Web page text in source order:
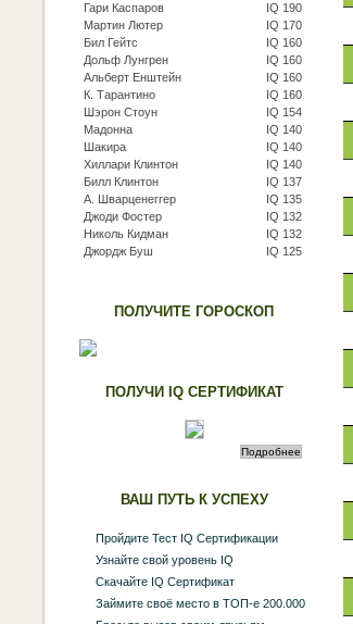
Гари Каспаров
IQ 190
Мартин Лютер
IQ 170
Бил Гейтс
IQ 160
Дольф Лунгрен
IQ 160
Альберт Енштейн
IQ 160
К. Тарантино
IQ 160
Шэрон Стоун
IQ 154
Мадонна
IQ 140
Шакира
IQ 140
Хиллари Клинтон
IQ 140
Билл Клинтон
IQ 137
А. Шварценеггер
IQ 135
Джоди Фостер
IQ 132
Николь Кидман
IQ 132
Джордж Буш
IQ 125
ПОЛУЧИТЕ ГОРОСКОП
ПОЛУЧИ IQ СЕРТИФИКАТ
ВАШ ПУТЬ К УСПЕХУ
Пройдите Тест IQ Сертификации
Узнайте свой уровень IQ
Скачайте IQ Сертификат
Займите своё место в ТОП-е 200.000